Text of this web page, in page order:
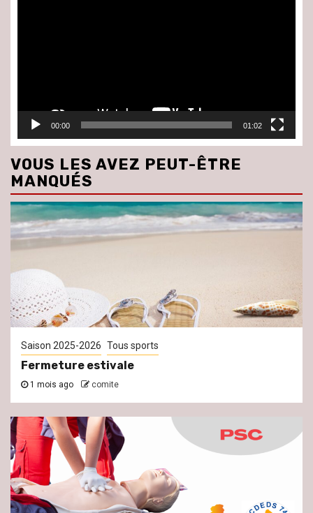
00:00 01:02
VOUS LES AVEZ PEUT-ÊTRE
MANQUÉS
Saison 2025-2026 Tous sports
Fermeture estivale
1 mois ago comite